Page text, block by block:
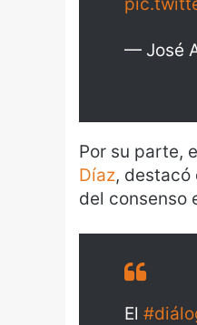
— José
Por su parte,
Díaz, destacó
del consenso
El